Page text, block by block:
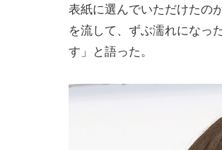
表紙に選んでいただけたの
を流して、ずぶ濡れになっ
す」と語った。